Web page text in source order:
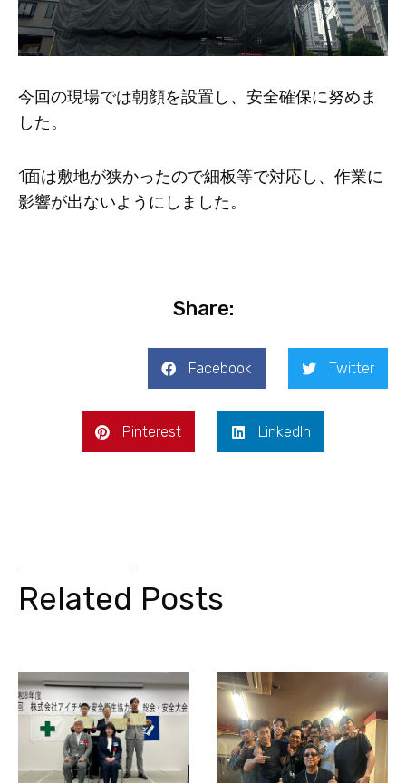
今回の現場では朝顔を設置し、安全確保に努めま
した。
1面は敷地が狭かったので細板等で対応し、作業に
影響が出ないようにしました。
Share:
Facebook Twitter
Pinterest LinkedIn
Related Posts